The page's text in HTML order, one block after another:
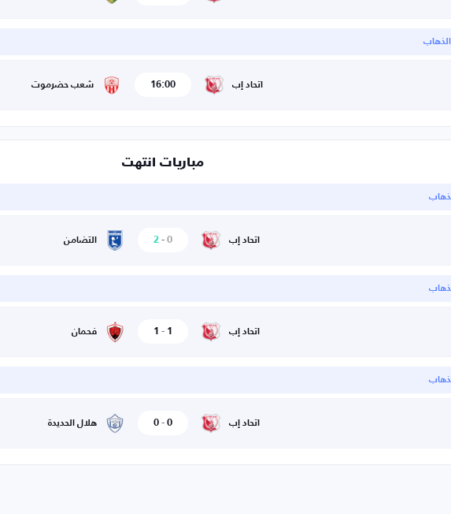
اتحاد إب 16:00 شعب حضرموت
مباريات انتهت
اتحاد إب 0
-
2 التضامن
اتحاد إب 1
-
1 فحمان
اتحاد إب 0
-
0 هلال الحديدة